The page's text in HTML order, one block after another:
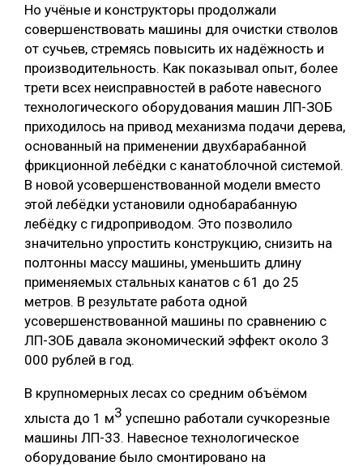
Но учёные и конструкторы продолжали
совершенствовать машины для очистки стволов
от сучьев, стремясь повысить их надёжность и
производительность. Как показывал опыт, более
трети всех неисправностей в работе навесного
технологического оборудования машин ЛП-ЗОБ
приходилось на привод механизма подачи дерева,
основанный на применении двухбарабанной
фрикционной лебёдки с канатоблочной системой.
В новой усовершенствованной модели вместо
этой лебёдки установили однобарабанную
лебёдку с гидроприводом. Это позволило
значительно упростить конструкцию, снизить на
полтонны массу машины, уменьшить длину
применяемых стальных канатов с 61 до 25
метров. В результате работа одной
усовершенствованной машины по сравнению с
ЛП-ЗОБ давала экономический эффект около 3
000 рублей в год.
В крупномерных лесах со средним объёмом
хлыста до 1 м3 успешно работали сучкорезные
машины ЛП-33. Навесное технологическое
оборудование было смонтировано на